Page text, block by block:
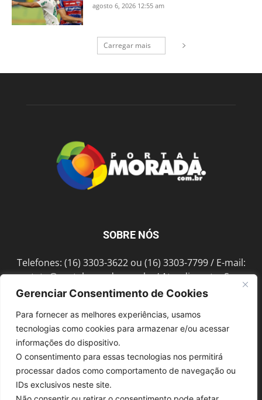
Gerenciar Consentimento de Cookies
Para fornecer as melhores experiências, usamos
tecnologias como cookies para armazenar e/ou acessar
informações do dispositivo.
O consentimento para essas tecnologias nos permitirá
processar dados como comportamento de navegação ou
IDs exclusivos neste site.
agosto 6, 2026 12:55 am
Carregar mais
SOBRE NÓS
Telefones: (16) 3303-3622 ou (16) 3303-7799 / E-mail:
contato@portalmorada.com.br/ Atendimento: Seg a
Sex das 8h às 18h / Endereço: Av. Bento de Abreu, 889
SIGA-NOS